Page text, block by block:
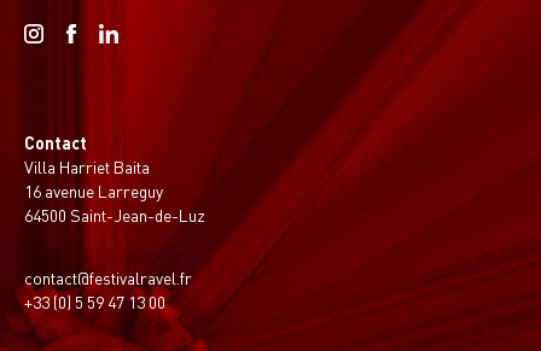
Contact
Villa Harriet Baita
16 avenue Larreguy
64500 Saint-Jean-de-Luz
contact@festivalravel.fr
+33 (0) 5 59 47 13 00